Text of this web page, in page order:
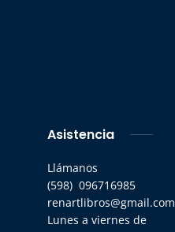
Asistencia
Llámanos
(598) 096716985
renartlibros@gmail.com
Lunes a viernes de